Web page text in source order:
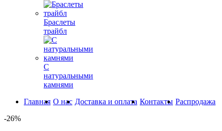
Браслеты
трайбл
С
натуральными
камнями
Главная О нас Доставка и оплата Контакты Распродажа
-26%